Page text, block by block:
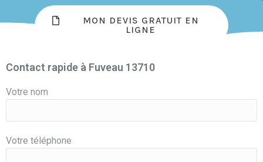
MON DEVIS GRATUIT EN
LIGNE
Contact rapide à Fuveau 13710
Votre nom
Votre téléphone